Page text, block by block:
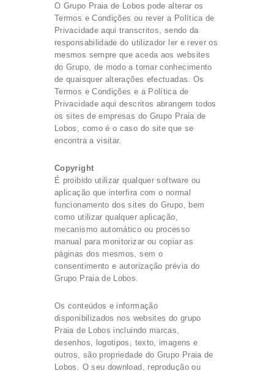
O Grupo Praia de Lobos pode alterar os
Termos e Condições ou rever a Política de
Privacidade aqui transcritos, sendo da
responsabilidade do utilizador ler e rever os
mesmos sempre que aceda aos websites
do Grupo, de modo a tomar conhecimento
de quaisquer alterações efectuadas. Os
Termos e Condições e a Política de
Privacidade aqui descritos abrangem todos
os sites de empresas do Grupo Praia de
Lobos, como é o caso do site que se
encontra a visitar.
Copyright
É proibido utilizar qualquer software ou
aplicação que interfira com o normal
funcionamento dos sites do Grupo, bem
como utilizar qualquer aplicação,
mecanismo automático ou processo
manual para monitorizar ou copiar as
páginas dos mesmos, sem o
consentimento e autorização prévia do
Grupo Praia de Lobos.
Os conteúdos e informação
disponibilizados nos websites do grupo
Praia de Lobos incluindo marcas,
desenhos, logotipos, texto, imagens e
outros, são propriedade do Grupo Praia de
Lobos. O seu download, reprodução ou